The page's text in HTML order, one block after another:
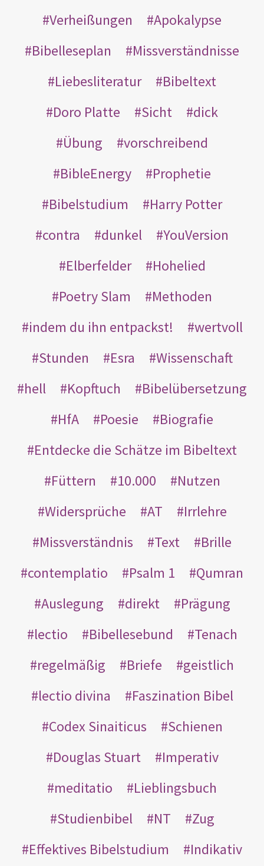
Verheißungen
Apokalypse
Bibelleseplan
Missverständnisse
Liebesliteratur
Bibeltext
Doro Platte
Sicht
dick
Übung
vorschreibend
BibleEnergy
Prophetie
Bibelstudium
Harry Potter
contra
dunkel
YouVersion
Elberfelder
Hohelied
Poetry Slam
Methoden
indem du ihn entpackst!
wertvoll
Stunden
Esra
Wissenschaft
hell
Kopftuch
Bibelübersetzung
HfA
Poesie
Biografie
Entdecke die Schätze im Bibeltext
Füttern
10.000
Nutzen
Widersprüche
AT
Irrlehre
Missverständnis
Text
Brille
contemplatio
Psalm 1
Qumran
Auslegung
direkt
Prägung
lectio
Bibellesebund
Tenach
regelmäßig
Briefe
geistlich
lectio divina
Faszination Bibel
Codex Sinaiticus
Schienen
Douglas Stuart
Imperativ
meditatio
Lieblingsbuch
Studienbibel
NT
Zug
Effektives Bibelstudium
Indikativ